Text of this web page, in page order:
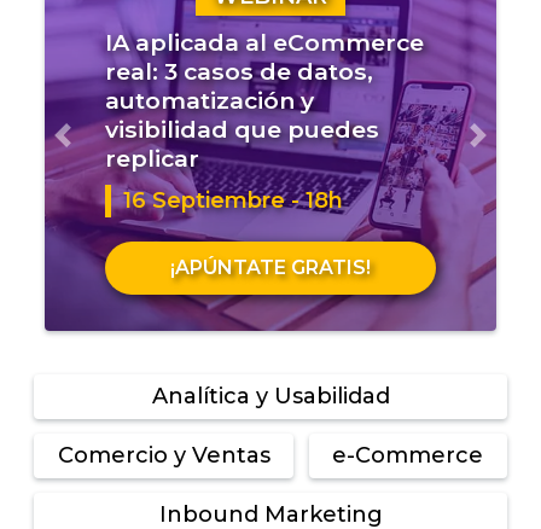
IA aplicada al eCommerce
real: 3 casos de datos,
automatización y
visibilidad que puedes
replicar
16 Septiembre - 18h
¡APÚNTATE GRATIS!
Anterior
Analítica y Usabilidad
Comercio y Ventas e-Commerce
Inbound Marketing